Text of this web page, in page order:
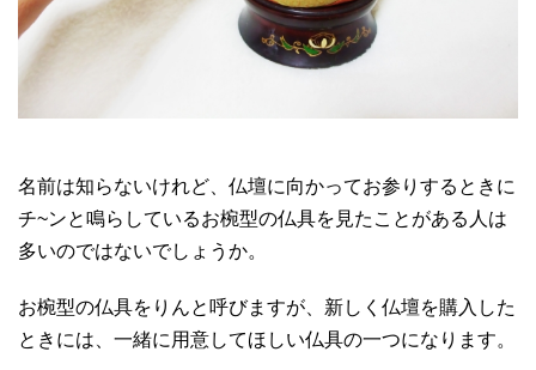
名前は知らないけれど、仏壇に向かってお参りするときに
チ~ンと鳴らしているお椀型の仏具を見たことがある人は
多いのではないでしょうか。
お椀型の仏具をりんと呼びますが、新しく仏壇を購入した
ときには、一緒に用意してほしい仏具の一つになります。